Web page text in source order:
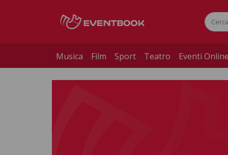
Musica Film Sport Teatro Eventi Online